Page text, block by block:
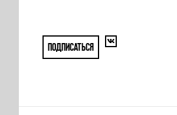
ПОДПИСАТЬСЯ